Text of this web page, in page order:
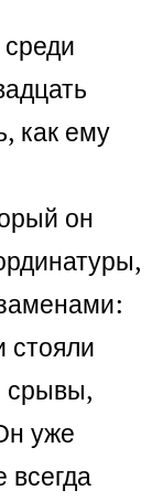
как ему
он
стояли
срывы,
уже
всегда